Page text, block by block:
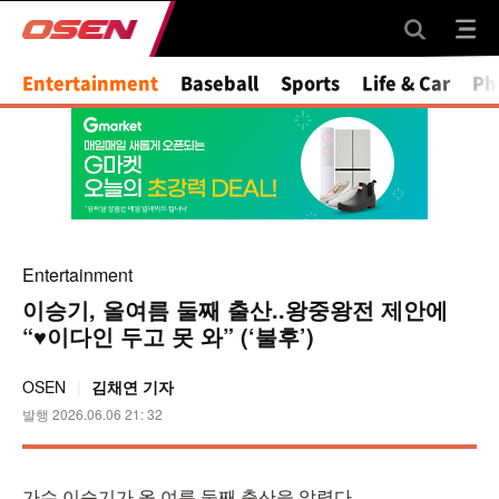
Entertainment Baseball Sports Life & Car
Entertainment
이승기, 올여름 둘째 출산..왕중왕전 제안에
“♥이다인 두고 못 와” (‘불후’)
OSEN 김채연 기자
발행 2026.06.06 21: 32